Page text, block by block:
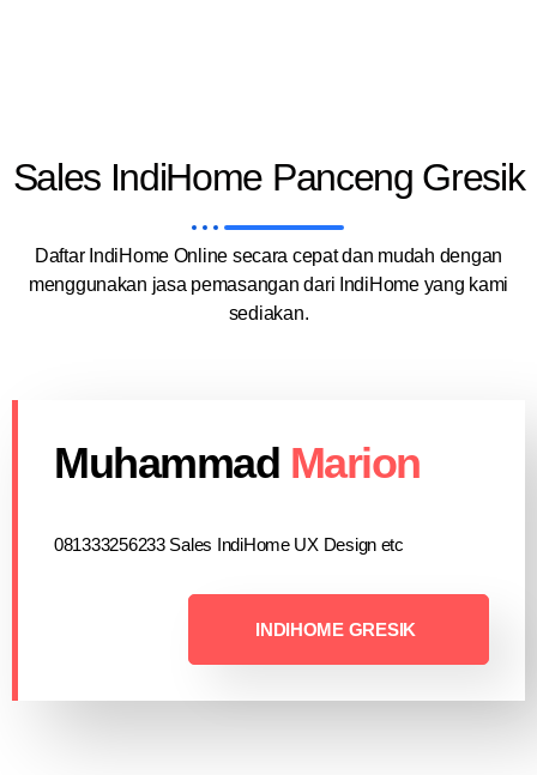
Sales IndiHome Panceng Gresik
Daftar IndiHome Online secara cepat dan mudah dengan
menggunakan jasa pemasangan dari IndiHome yang kami
sediakan.
Muhammad Marion
081333256233 Sales IndiHome UX Design etc
INDIHOME GRESIK